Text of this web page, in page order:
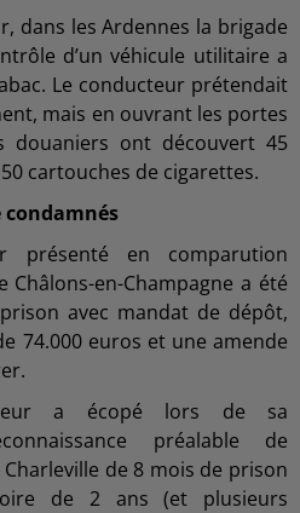
dans les Ardennes la brigade
d’un véhicule utilitaire a
Le conducteur prétendait
mais en ouvrant les portes
douaniers ont découvert 45
cartouches de cigarettes.
condamnés
présenté en comparution
en-Champagne a été
avec mandat de dépôt,
74.000 euros et une amende
a écopé lors de sa
préalable de
de 8 mois de prison
de 2 ans (et plusieurs